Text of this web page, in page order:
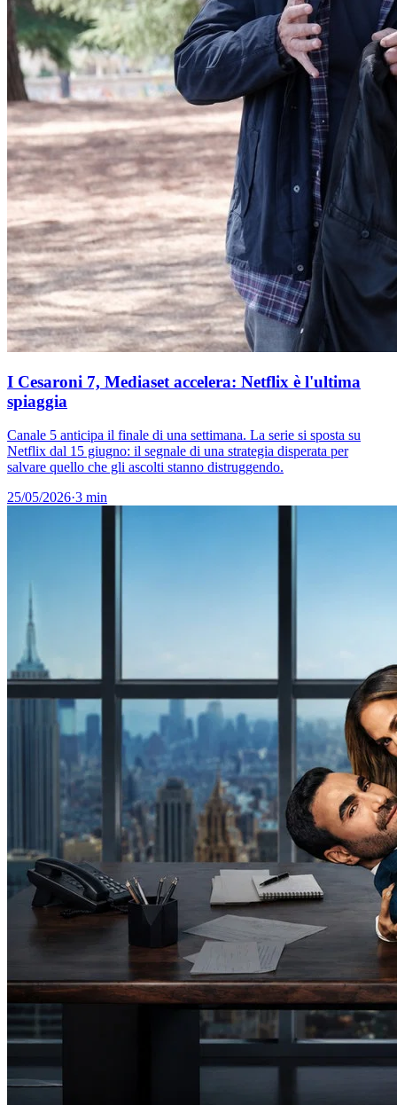
I Cesaroni 7, Mediaset accelera: Netflix è l'ultima
spiaggia
Canale 5 anticipa il finale di una settimana. La serie si sposta su
Netflix dal 15 giugno: il segnale di una strategia disperata per
salvare quello che gli ascolti stanno distruggendo.
25/05/2026·3 min